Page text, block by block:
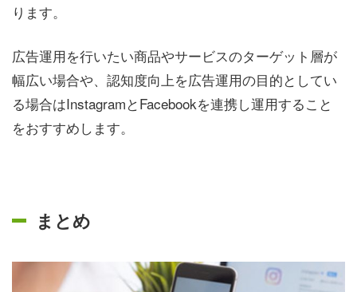
ります。
広告運用を行いたい商品やサービスのターゲット層が
幅広い場合や、認知度向上を広告運用の目的としてい
る場合はInstagramとFacebookを連携し運用すること
をおすすめします。
まとめ